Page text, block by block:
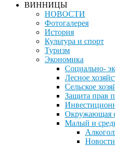
ВИННИЦЫ
НОВОСТИ
Фотогалерея
История
Культура и спорт
Туризм
Экономика
Социально-
Лесное
Сельское
Защита прав
Окружающая
Малый и